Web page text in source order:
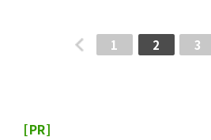
1 2 3
[PR]